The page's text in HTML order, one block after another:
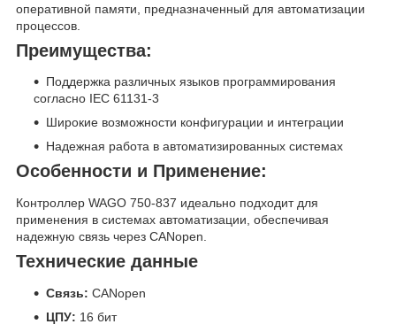
оперативной памяти, предназначенный для автоматизации
процессов.
Преимущества:
Поддержка различных языков программирования
согласно IEC 61131-3
Широкие возможности конфигурации и интеграции
Надежная работа в автоматизированных системах
Особенности и Применение:
Контроллер WAGO 750-837 идеально подходит для
применения в системах автоматизации, обеспечивая
надежную связь через CANopen.
Технические данные
Связь: CANopen
ЦПУ: 16 бит